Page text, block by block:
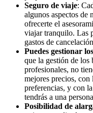
Seguro de viaje:
algunos aspectos de
ofrecerte el
viajar tranquilo. Las
gastos de
Puedes gestionar
que la gestión de los
profesionales, no
mejores precios, con
preferencias, y con
tendrás a una
Posibilidad de